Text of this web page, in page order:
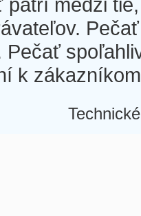
Pečať
k